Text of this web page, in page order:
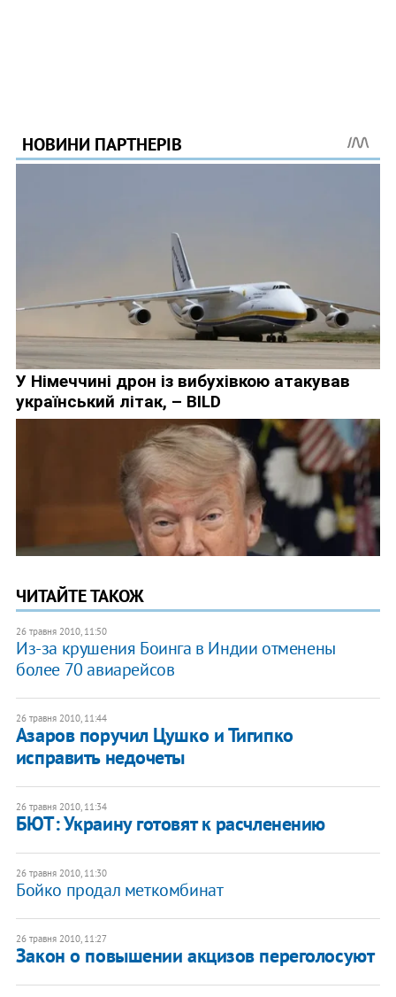
ЧИТАЙТЕ ТАКОЖ
26 травня 2010, 11:50
Из-за крушения Боинга в Индии отменены
более 70 авиарейсов
26 травня 2010, 11:44
Азаров поручил Цушко и Тигипко
исправить недочеты
26 травня 2010, 11:34
БЮТ: Украину готовят к расчленению
26 травня 2010, 11:30
Бойко продал меткомбинат
26 травня 2010, 11:27
Закон о повышении акцизов переголосуют